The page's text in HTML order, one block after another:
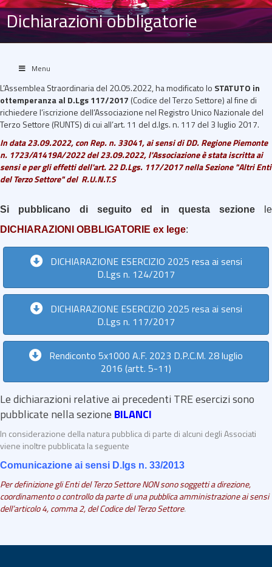
Dichiarazioni obbligatorie
Menu
L’Assemblea Straordinaria del 20.05.2022, ha modificato lo STATUTO in
ottemperanza al D.Lgs 117/2017 (Codice del Terzo Settore) al fine di
richiedere l’iscrizione dell’Associazione nel Registro Unico Nazionale del
Terzo Settore (RUNTS) di cui all’art. 11 del d.lgs. n. 117 del 3 luglio 2017.
In data 23.09.2022, con Rep. n. 33041, ai sensi di DD. Regione Piemonte
n. 1723/A1419A/2022 del 23.09.2022, l'Associazione è stata iscritta ai
sensi e per gli effetti dell'art. 22 D.Lgs. 117/2017 nella Sezione "Altri Enti
del Terzo Settore" del R.U.N.T.S
Si pubblicano di seguito ed in questa sezione
le
DICHIARAZIONI OBBLIGATORIE ex lege:
DICHIARAZIONE ESERCIZIO 2025 resa ai sensi
D.Lgs n. 124/2017
DICHIARAZIONE ESERCIZIO 2025 resa ai sensi
D.Lgs n. 117/2017
Rendiconto 5x1000 A.F. 2023 D.P.C.M. 28 luglio
2016 (artt. 5-11)
Le dichiarazioni relative ai precedenti TRE esercizi sono
pubblicate nella sezione BILANCI
In considerazione della natura pubblica di parte di alcuni degli Associati
viene inoltre pubblicata la seguente
Comunicazione ai sensi D.lgs n. 33/2013
Per definizione gli Enti del Terzo Settore NON sono soggetti a direzione,
coordinamento o controllo da parte di una pubblicaamministrazione ai sensi
dell’articolo 4, comma 2, del Codice del Terzo Settore.